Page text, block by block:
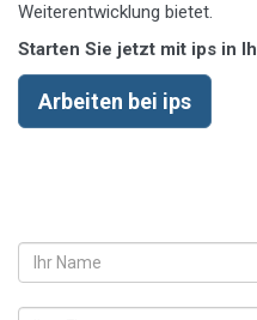
Weiterentwicklung bietet.
Starten Sie jetzt mit ips in
Arbeiten bei ips